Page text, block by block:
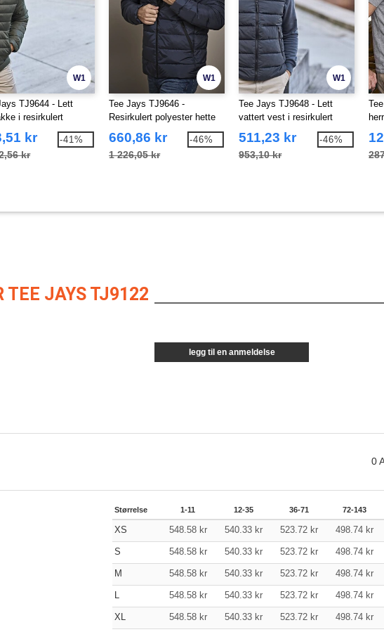
W1
TJ9644 - Lett
i resirkulert
kr
kr
-41%
W1
Tee Jays TJ9646 -
Resirkulert polyester hette
660,86 kr
1 226,05 kr
-46%
W1
Tee Jays TJ9648 - Lett
vattert vest i resirkulert
511,23 kr
953,10 kr
-46%
TEE JAYS TJ9122
legg til en anmeldelse
0
Størrelse 1-11 12-35 36-71 72-143
XS 548.58 kr 540.33 kr 523.72 kr 498.74 kr
S 548.58 kr 540.33 kr 523.72 kr 498.74 kr
M 548.58 kr 540.33 kr 523.72 kr 498.74 kr
548.58 kr 540.33 kr 523.72 kr 498.74 kr
XL 548.58 kr 540.33 kr 523.72 kr 498.74 kr